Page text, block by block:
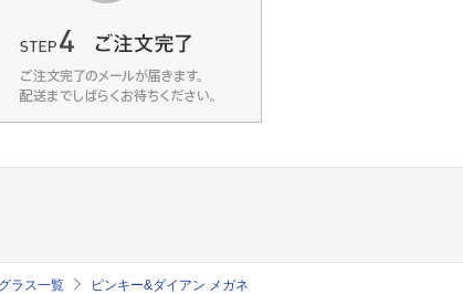
ラス一覧
ピンキー&ダイアン メガネ